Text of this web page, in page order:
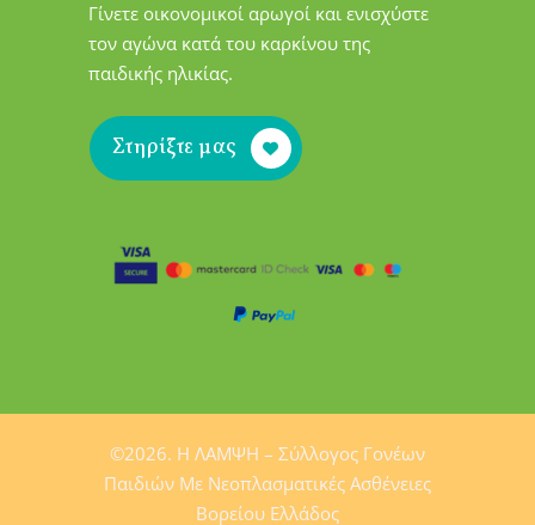
Γίνετε οικονομικοί αρωγοί και ενισχύστε
τον αγώνα κατά του καρκίνου της
παιδικής ηλικίας.
Στηρίξτε μας
©2026. H ΛΑΜΨΗ – Σύλλογος Γονέων
Παιδιών Mε Νεοπλασματικές Ασθένειες
Βορείου Ελλάδος